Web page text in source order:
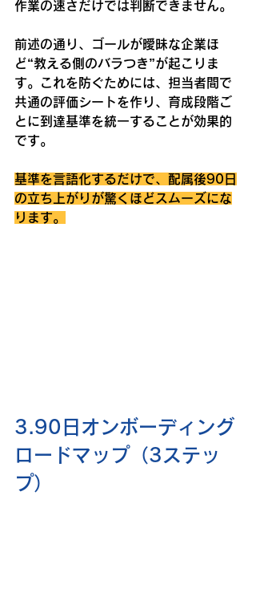
作業の速さだけでは判断できません。
前述の通り、ゴールが曖昧な企業ほ
ど“教える側のバラつき”が起こりま
す。これを防ぐためには、担当者間で
共通の評価シートを作り、育成段階ご
とに到達基準を統一することが効果的
です。
基準を言語化するだけで、配属後90日
の立ち上がりが驚くほどスムーズにな
ります。
3.90日オンボーディング
ロードマップ（3ステッ
プ）